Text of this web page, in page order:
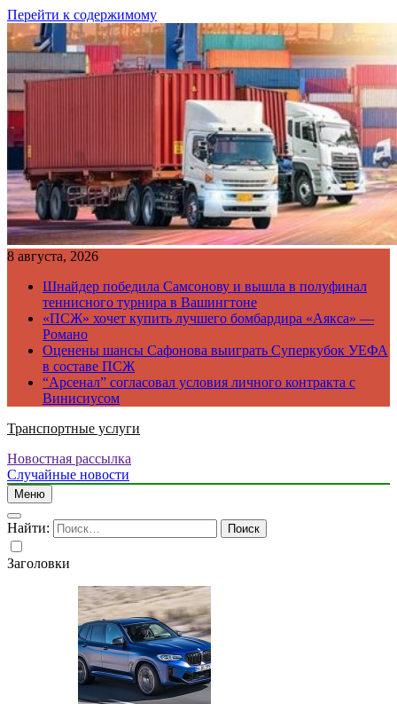
Перейти к содержимому
8 августа, 2026
Шнайдер победила Самсонову и вышла в полуфинал
теннисного турнира в Вашингтоне
«ПСЖ» хочет купить лучшего бомбардира «Аякса» —
Романо
Оценены шансы Сафонова выиграть Суперкубок УЕФА
в составе ПСЖ
“Арсенал” согласовал условия личного контракта с
Винисиусом
Транспортные услуги
Новостная рассылка
Случайные новости
Меню
Найти:
Заголовки